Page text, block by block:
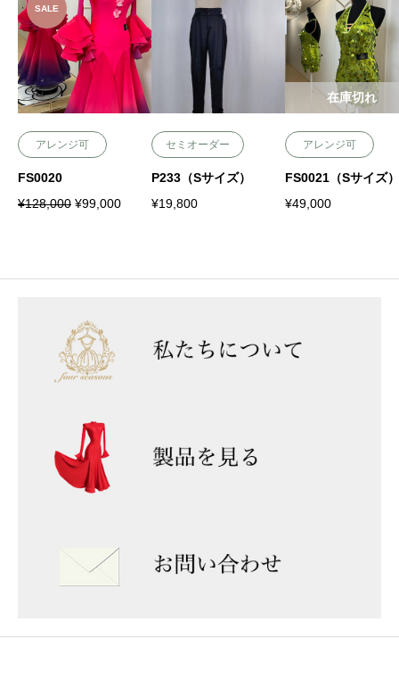
SALE
アレンジ可
FS0020
¥128,000 ¥99,000
セミオーダー
P233（Sサイズ）
¥19,800
アレンジ可
FS0021（Sサイズ）
¥49,000
在庫切れ